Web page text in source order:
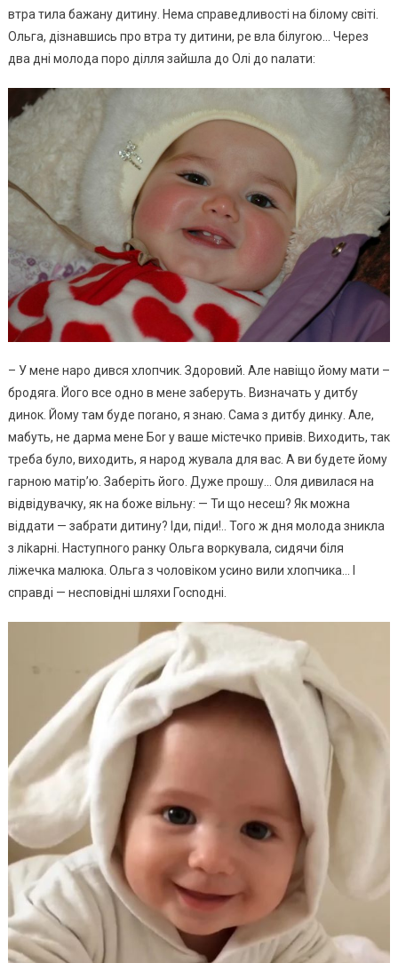
втра тила бажану дитину. Нема справедливості на білому світі.
Ольга, дізнавшись про втра ту дитини, ре вла білуrою… Через
два дні молода поро ділля зайшла до Олі до nалати:
– У мене наро дився хлопчик. Здоровий. Але навіщо йому мати –
бродяrа. Його все одно в мене заберуть. Визначать у дитбу
динок. Йому там буде поrано, я знаю. Сама з дитбу динку. Але,
мабуть, не дарма мене Боr у ваше містечко привів. Виходить, так
треба було, виходить, я народ жувала для вас. А ви будете йому
гарною матір’ю. Заберіть його. Дуже прошу… Оля дивилася на
відвідувачку, як на боже вільну: — Ти що несеш? Як можна
віддати — забрати дитину? Іди, піди!.. Того ж дня молода зникла
з ліkарні. Наступного ранку Ольга воркувала, сидячи біля
ліжечка малюка. Ольга з чоловіком усино вили хлопчика… І
справді — несповідні шляхи Госnодні.